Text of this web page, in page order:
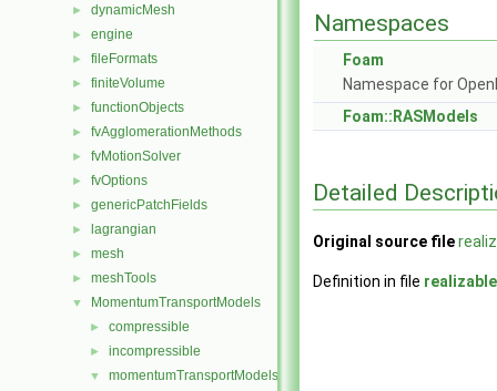
► dynamicMesh
► engine
► fileFormats
► finiteVolume
► functionObjects
► fvAgglomerationMethods
► fvMotionSolver
► fvOptions
► genericPatchFields
► lagrangian
► mesh
► meshTools
▼ MomentumTransportModels
► compressible
► incompressible
▼ momentumTransportModels
Namespaces
Foam
Namespace for
Foam::RASModels
Detailed
Original source file
Definition in file